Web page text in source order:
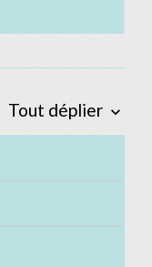
Tout déplier keyboard_arrow_down